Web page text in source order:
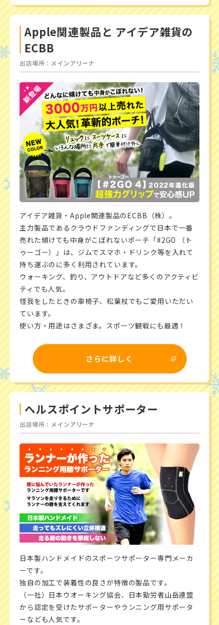
Apple関連製品と アイデア雑貨の
ECBB
出店場所：メインアリーナ
アイデア雑貨・Apple関連製品のECBB（株）。
主力製品であるクラウドファンディングで日本で一番
売れた傾けても中身がこぼれないポーチ「#2GO （ト
ゥーゴー）」は、ジムでスマホ・ドリンク等を入れて
持ち運ぶのに多く利用されています。
ウォーキング、釣り、アウトドアなど多くのアクティビ
ティでも人気。
怪我をしたときの車椅子、松葉杖でもご愛用いただい
ています。
使い方・用途はさまざま。スポーツ観戦にも最適！
さらに詳しく
ヘルスポイントサポーター
出店場所：メインアリーナ
日本製ハンドメイドのスポーツサポーター専門メーカ
ーです。
独自の加工で装着性の良さが特徴の製品です。
（一社）日本ウオーキング協会、日本勤労者山岳連盟
から認定を受けたサポーターやランニング用サポータ
ーなども人気です。